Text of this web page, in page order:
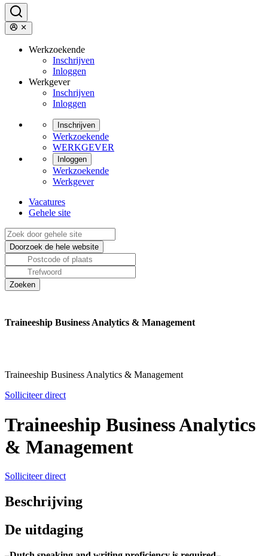
Werkzoekende
Inschrijven
Inloggen
Werkgever
Inschrijven
Inloggen
Inschrijven
Werkzoekende
WERKGEVER
Inloggen
Werkzoekende
Werkgever
Vacatures
Gehele site
Traineeship Business Analytics & Management
Traineeship Business Analytics & Management
Solliciteer direct
Traineeship Business Analytics
& Management
Solliciteer direct
Beschrijving
De uitdaging